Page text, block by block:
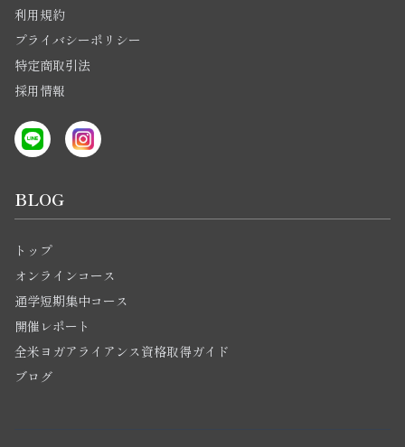
利用規約
プライバシーポリシー
特定商取引法
採用情報
BLOG
トップ
オンラインコース
通学短期集中コース
開催レポート
全米ヨガアライアンス資格取得ガイド
ブログ